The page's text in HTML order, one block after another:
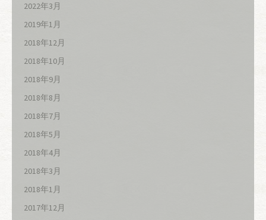
2022年3月
2019年1月
2018年12月
2018年10月
2018年9月
2018年8月
2018年7月
2018年5月
2018年4月
2018年3月
2018年1月
2017年12月